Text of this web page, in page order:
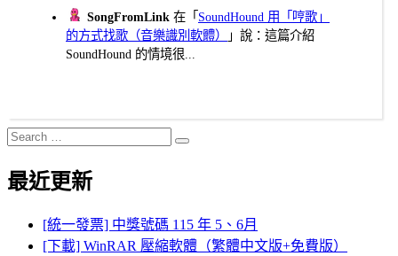
SongFromLink 在「 SoundHound 用「哼歌」
的方式找歌（音樂識別軟體）
」說：這篇介紹
SoundHound 的情境很...
Search
for:
Search
最近更新
[統一發票] 中獎號碼 115 年 5、6月
[下載] WinRAR 壓縮軟體（繁體中文版+免費版）